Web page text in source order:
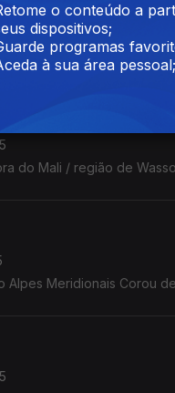
- Toque francês, estilo
do Mali / região de
Alpes Meridionais Corou
o conteúdo a
dispositivos;
programas
à sua área pessoal;